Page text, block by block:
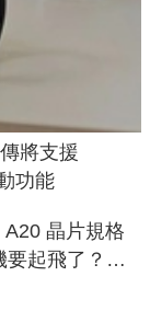
將支援
功能
晶片規格
要起飛了？專
關鍵